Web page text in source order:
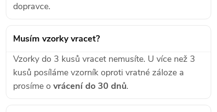
dopravce.
Musím vzorky vracet?
Vzorky do 3 kusů vracet nemusíte. U více než 3
kusů posíláme vzorník oproti vratné záloze a
prosíme o vrácení do 30 dnů.